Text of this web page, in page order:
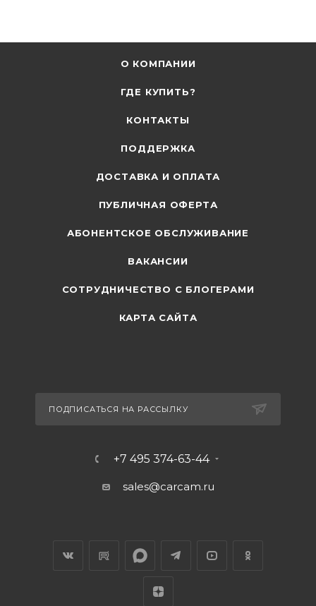
О КОМПАНИИ
ГДЕ КУПИТЬ?
КОНТАКТЫ
ПОДДЕРЖКА
ДОСТАВКА И ОПЛАТА
ПУБЛИЧНАЯ ОФЕРТА
АБОНЕНТСКОЕ ОБСЛУЖИВАНИЕ
ВАКАНСИИ
СОТРУДНИЧЕСТВО С БЛОГЕРАМИ
КАРТА САЙТА
ПОДПИСАТЬСЯ НА РАССЫЛКУ
+7 495 374-63-44
sales@carcam.ru